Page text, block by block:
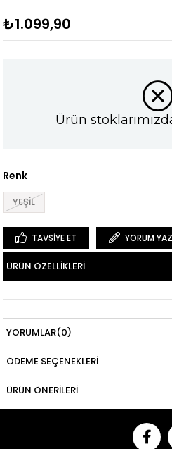
₺1.099,90
Ürün
Renk
YEŞİL
TAVSIYE ET YORUM YAZ
ÜRÜN ÖZELLIKLERI
YORUMLAR(0)
ÖDEME SEÇENEKLERI
ÜRÜN ÖNERILERI